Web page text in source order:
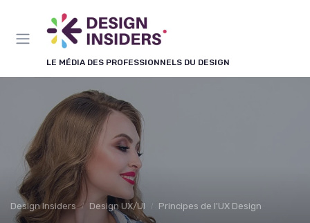
LE MÉDIA DES PROFESSIONNELS DU DESIGN
Design Insiders Design UX/UI Principes de l'UX Design